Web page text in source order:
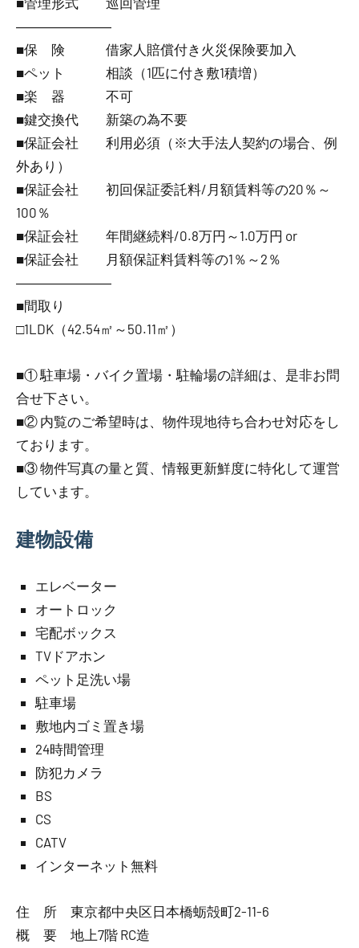
―――――――
■保 険 借家人賠償付き火災保険要加入
■ペット 相談（1匹に付き敷1積増）
■楽 器 不可
■鍵交換代 新築の為不要
■保証会社 利用必須（※大手法人契約の場合、例
外あり）
■保証会社 初回保証委託料/月額賃料等の20％～
100％
■保証会社 年間継続料/0.8万円～1.0万円 or
■保証会社 月額保証料賃料等の1％～2％
―――――――
■間取り
□1LDK（42.54㎡～50.11㎡）
■① 駐車場・バイク置場・駐輪場の詳細は、是非お問
合せ下さい。
■② 内覧のご希望時は、物件現地待ち合わせ対応をし
ております。
■③ 物件写真の量と質、情報更新鮮度に特化して運営
しています。
建物設備
エレベーター
オートロック
宅配ボックス
TVドアホン
ペット足洗い場
駐車場
敷地内ゴミ置き場
24時間管理
防犯カメラ
BS
CS
CATV
インターネット無料
住 所 東京都中央区日本橋蛎殻町2-11-6
概 要 地上7階 RC造